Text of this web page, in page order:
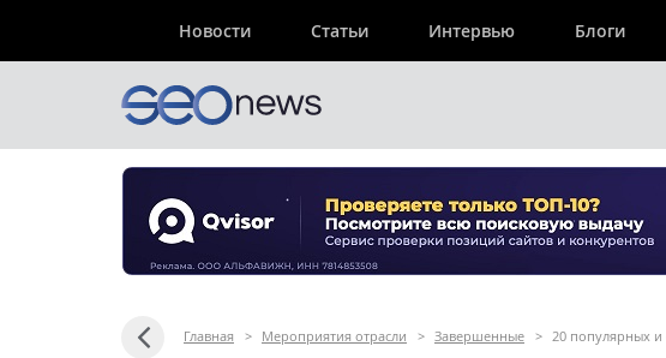
Новости Статьи Интервью Блоги
Главная > Мероприятия отрасли > Завершенные > 20 популярных и